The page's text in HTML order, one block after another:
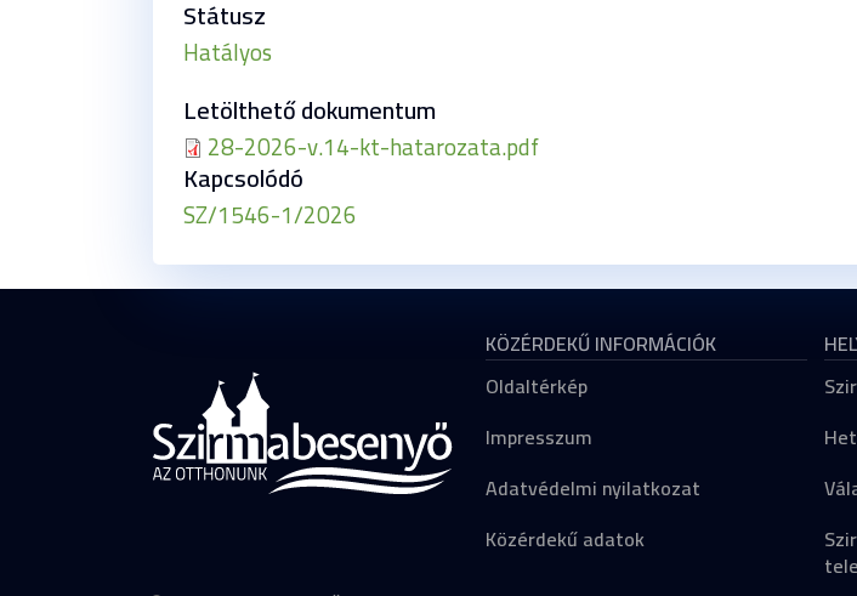
Státusz
Hatályos
Letölthető dokumentum
28-2026-v.14-kt-hatarozata.pdf
Kapcsolódó
SZ/1546-1/2026
KÖZÉRDEKŰ INFORMÁCIÓK
Oldaltérkép
Impresszum
Adatvédelmi nyilatkozat
Közérdekű adatok